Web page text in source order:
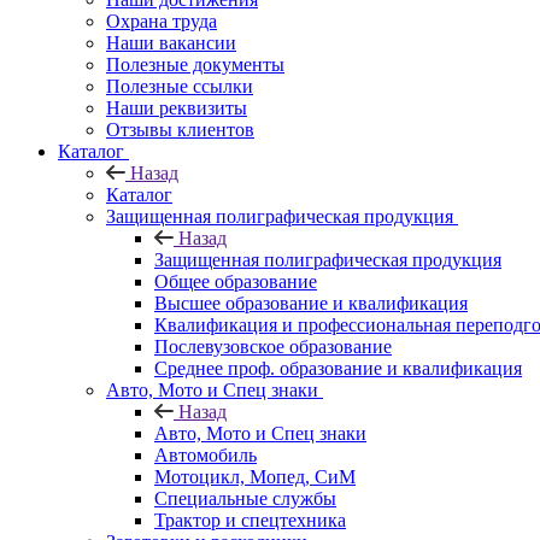
Охрана труда
Наши вакансии
Полезные документы
Полезные ссылки
Наши реквизиты
Отзывы клиентов
Каталог
Назад
Каталог
Защищенная полиграфическая продукция
Назад
Защищенная полиграфическая продукция
Общее образование
Высшее образование и квалификация
Квалификация и профессиональная
Послевузовское образование
Среднее проф. образование и квалификация
Авто, Мото и Спец знаки
Назад
Авто, Мото и Спец знаки
Автомобиль
Мотоцикл, Мопед, СиМ
Специальные службы
Трактор и спецтехника